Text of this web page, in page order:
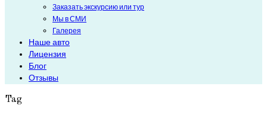
Заказать экскурсию или тур
Мы в СМИ
Галерея
Наше авто
Лицензия
Блог
Отзывы
Tag